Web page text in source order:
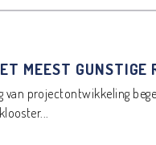
MEEST GUNSTIGE
van projectontwikkeling